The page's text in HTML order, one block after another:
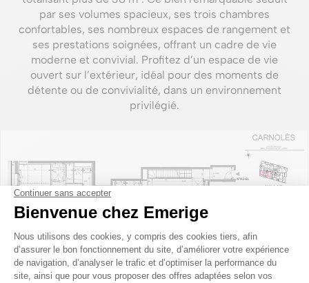
par ses volumes spacieux, ses trois chambres
confortables, ses nombreux espaces de rangement et
ses prestations soignées, offrant un cadre de vie
moderne et convivial. Profitez d’un espace de vie
ouvert sur l’extérieur, idéal pour des moments de
détente ou de convivialité, dans un environnement
privilégié.